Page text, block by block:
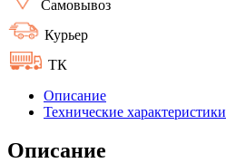
Самовывоз
Курьер
ТК
Описание
Технические характеристики
Описание